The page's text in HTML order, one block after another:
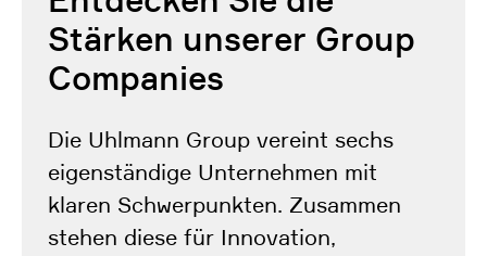
Stärken unserer Group
Companies
Die Uhlmann Group vereint sechs
eigenständige Unternehmen mit
klaren Schwerpunkten. Zusammen
stehen diese für Innovation,